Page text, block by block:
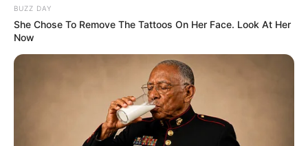
BUZZ DAY
She Chose To Remove The Tattoos On Her Face. Look At Her
Now